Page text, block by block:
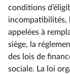
conditions
incompatibilités,
appelées à
siège, la
des lois de
sociale. La loi